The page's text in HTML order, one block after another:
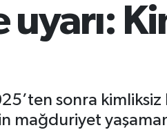
uyarı:
sonra kimliksiz
mağduriyet